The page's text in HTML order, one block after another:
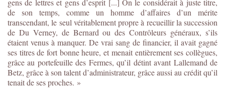
gens de lettres et gens d’esprit [...] On le considérait à juste titre,
de son temps, comme un homme d’affaires d’un mérite
transcendant, le seul véritablement propre à recueillir la succession
de Du Verney, de Bernard ou des Contrôleurs généraux, s’ils
étaient venus à manquer. De vrai sang de financier, il avait gagné
ses titres de fort bonne heure, et menait entièrement ses collègues,
grâce au portefeuille des Fermes, qu’il détint avant Lallemand de
Betz, grâce à son talent d’administrateur, grâce aussi au crédit qu’il
tenait de ses proches. »